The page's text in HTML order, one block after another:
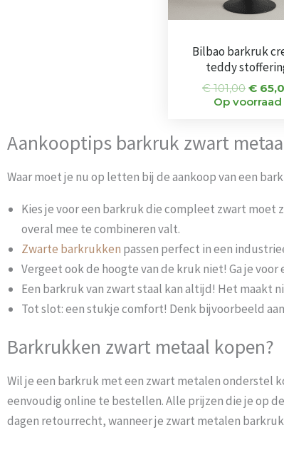
Bilbao barkruk
teddy
€101,00 €
Op voorraad
Aankooptips barkruk zwart
Waar moet je nu op letten bij de aankoop van een
Kies je voor een barkruk die compleet zwart moet
overal mee te combineren valt.
Zwarte barkrukken passen perfect in een
Vergeet ook de hoogte van de kruk niet! Ga je
Een barkruk van zwart staal kan altijd! Het maakt
Tot slot: een stukje comfort! Denk bijvoorbeeld
Barkrukken zwart metaal kopen?
Wil je een barkruk met een zwart metalen onderstel
eenvoudig online te bestellen. Alle prijzen die je op
dagen retourrecht, wanneer je zwart metalen